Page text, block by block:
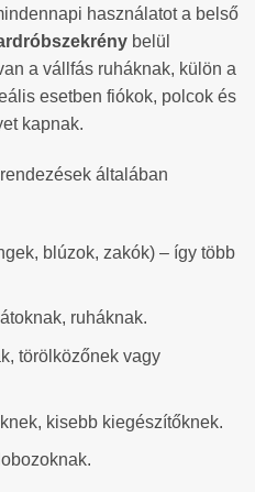
használatot a belső
belül
a vállfás ruháknak, külön a
esetben fiókok, polcok és
kapnak.
általában
blúzok, zakók) – így több
ruháknak.
törölközőnek vagy
kisebb kiegészítőknek.